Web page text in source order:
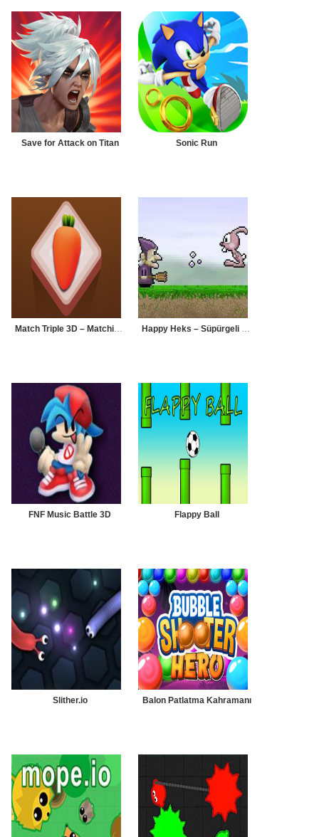
Save for Attack on Titan Sonic Run
Match Triple 3D – Matching Tile Happy Heks – Süpürgeli Cadı
FNF Music Battle 3D Flappy Ball
Slither.io Balon Patlatma Kahramanı